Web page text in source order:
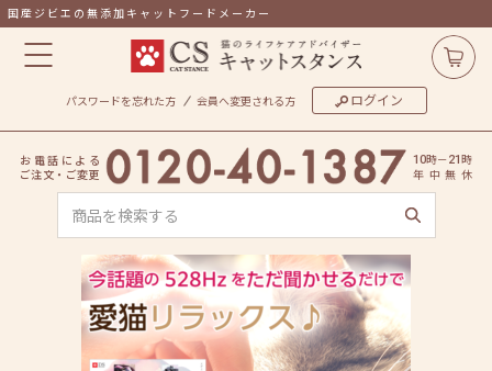
国産ジビエの無添加キャットフードメーカー
パスワードを忘れた方 会員へ変更される方 ログイン
お 電話 に よ る
ご注文 ・ ご変更
10時－21 時
年 中 無 休